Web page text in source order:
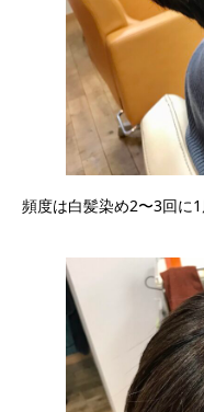
頻度は白髪染め2〜3回に